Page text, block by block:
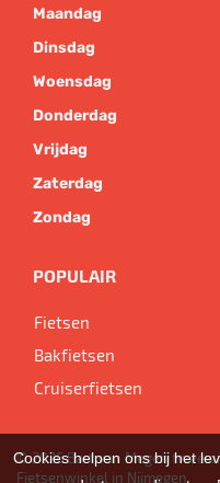
Maandag
Dinsdag
Woensdag
Donderdag
Vrijdag
Zaterdag
Zondag
POPULAIR
Fietsen
Bakfietsen
Cruiserfietsen
© 2026 Bart van Megen
Fietsenwinkel in Nijmegen
Cookies helpen ons bij het